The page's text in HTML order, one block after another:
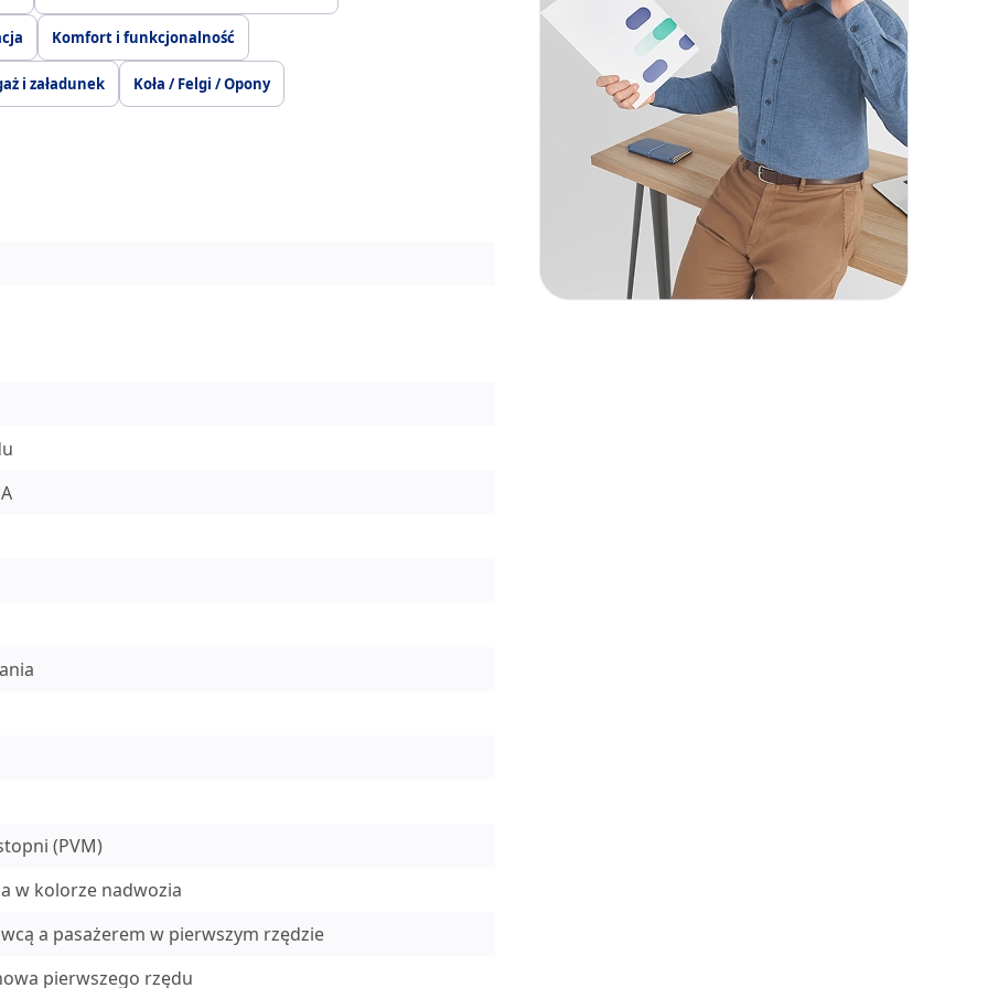
Komfort i funkcjonalność
i załadunek Koła / Felgi / Opony
(PVM)
w kolorze nadwozia
a pasażerem w pierwszym rzędzie
pierwszego rzędu